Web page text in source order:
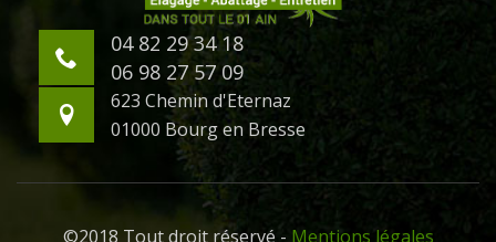
04 82 29 34 18
06 98 27 57 09
623 Chemin d'Eternaz
01000 Bourg en Bresse
©2018 Tout droit réservé - Mentions légales